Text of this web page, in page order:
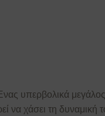
υπερβολικά
να χάσει τη δυναμική